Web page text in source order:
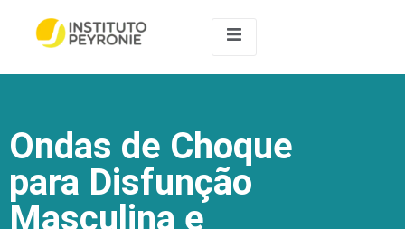
Ondas de Choque
para Disfunção
Masculina e